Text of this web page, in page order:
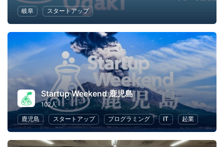
岐阜
スタートアップ
Startup Weekend 鹿児島
102人
鹿児島
スタートアップ プログラミング IT 起業